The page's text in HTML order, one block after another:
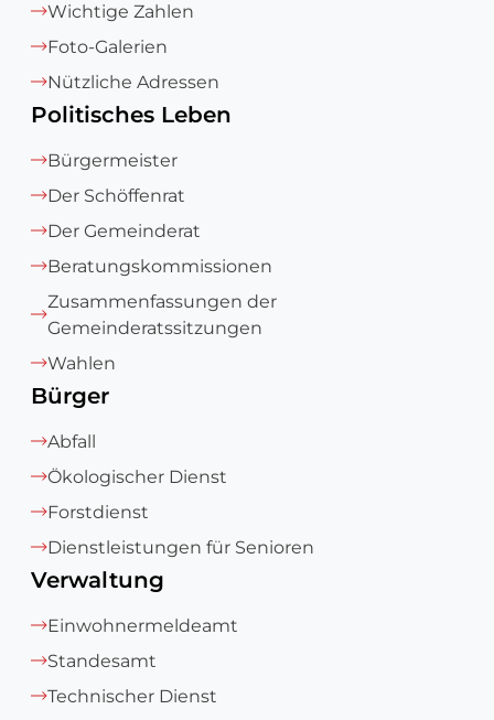
Wichtige Zahlen
Foto-Galerien
Nützliche Adressen
Politisches Leben
Bürgermeister
Der Schöffenrat
Der Gemeinderat
Beratungskommissionen
Zusammenfassungen der
Gemeinderatssitzungen
Wahlen
Bürger
Abfall
Ökologischer Dienst
Forstdienst
Dienstleistungen für Senioren
Verwaltung
Einwohnermeldeamt
Standesamt
Technischer Dienst